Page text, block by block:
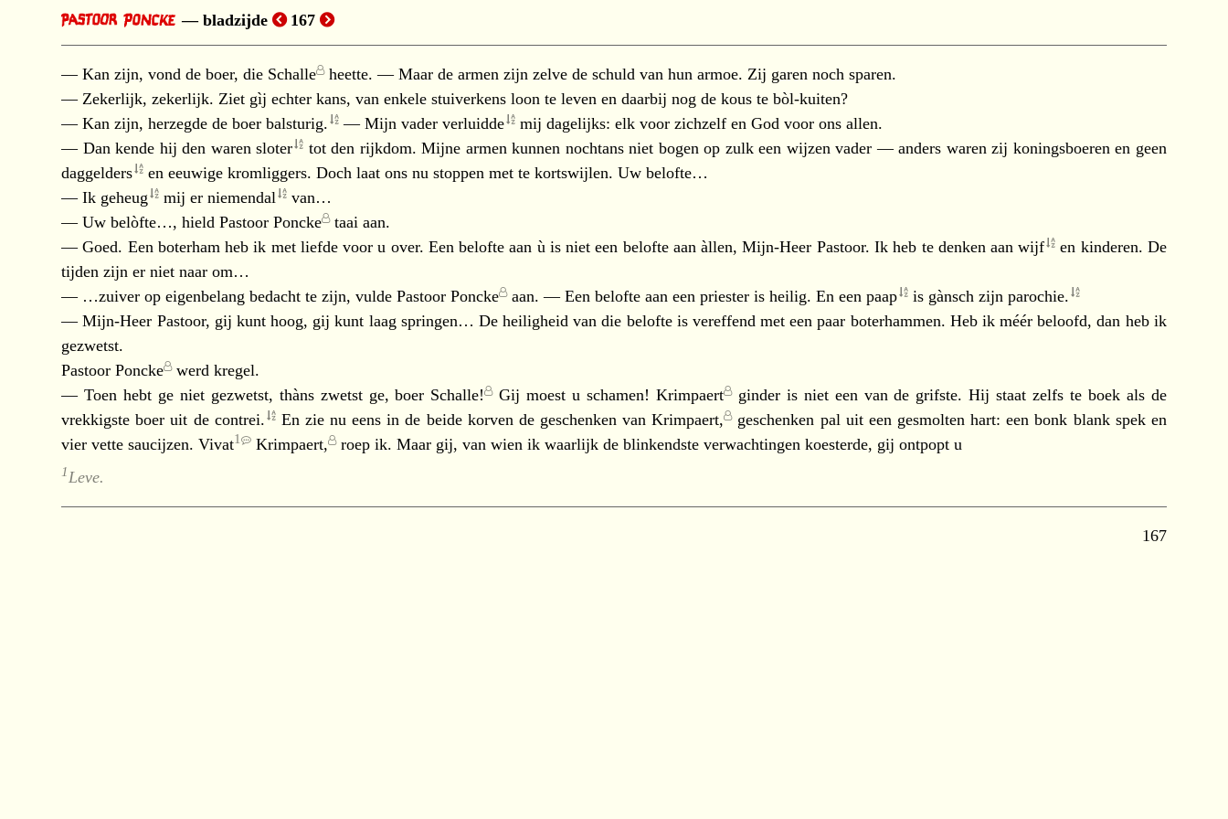
bladzijde 167
— Kan zijn, vond de boer, die Schalle heette. — Maar de armen zijn zelve de schuld van hun armoe. Zij garen noch sparen.
— Zekerlijk, zekerlijk. Ziet gìj echter kans, van enkele stuiverkens loon te leven en daarbij nog de kous te bòl-kuiten?
— Kan zijn, herzegde de boerbalsturig. — Mijn vader verluidde mij dagelijks: elk voor zichzelf en God voor ons allen.
— Dan kende hij den warensloter
tot den rijkdom. Mijne armen kunnen nochtans niet bogen op zulk een wijzen vader — anders waren zij koningsboeren en geen
daggelders en eeuwige kromliggers. Doch laat ons nu stoppen met te kortswijlen. Uw belofte…
— Ik geheug mij er niemendal van…
— Uw belòfte…, hieldPastoor Poncke taai aan.
— Goed. Een boterham heb ik met liefde voor u over. Een belofte aan ù is niet een belofte aan àllen, Mijn-Heer Pastoor. Ik heb te denken aanwijf
en kinderen. De
tijden zijn er niet naar om…
— …zuiver op eigenbelang bedacht te zijn, vuldePastoor Poncke aan. — Een belofte aan een priester is heilig. En eenpaap is gànsch zijn parochie.
— Mijn-Heer Pastoor, gij kunt hoog, gij kunt laag springen… De heiligheid van die belofte is vereffend met een paar boterhammen. Heb ik méér beloofd, dan heb ik
gezwetst.
Pastoor Poncke werd kregel.
— Toen hebt ge niet gezwetst, thàns zwetst ge, boer Schalle! Gij moest u schamen! Krimpaert ginder is niet een van de grifste. Hij staat zelfs te boek als de
vrekkigste boer uit de contrei. En zie nu eens in de beide korven de geschenken vanKrimpaert, geschenken pal uit een gesmolten hart: een bonk blank spek en
vier vette saucijzen.Vivat1 Krimpaert, roep ik. Maar gij, van wien ik waarlijk de blinkendste verwachtingen koesterde, gij ontpopt u
1Leve.
167